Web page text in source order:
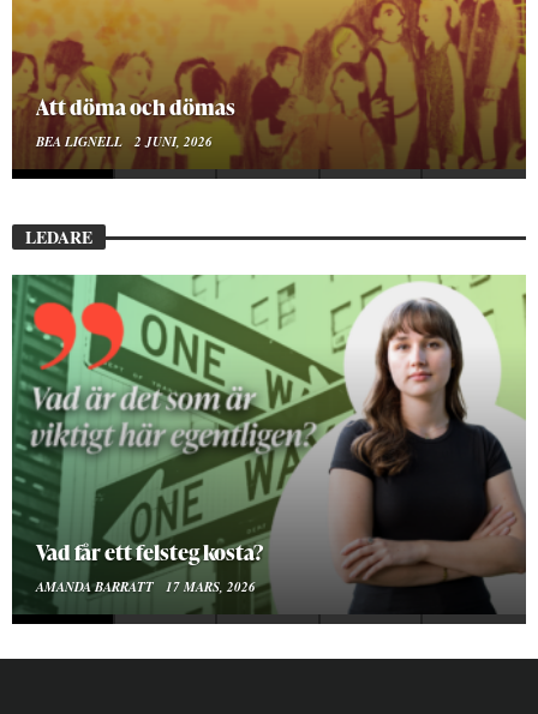
Mellan ånger och ältande
BEA LIGNELL 23 MARS, 2026
LEDARE
Att vara en kropp
SMILLA SUNDÉN PETTERSSON 30 JANUARI, 2026